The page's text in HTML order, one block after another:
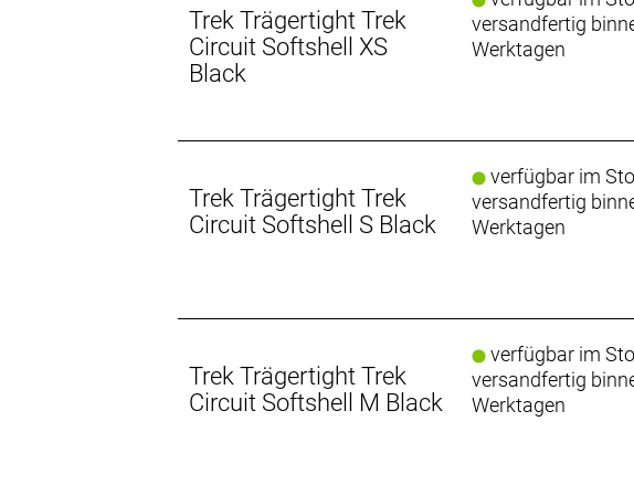
Trek Trägertight Trek
Circuit Softshell XS
Black
versandfertig
Werktagen
Trek Trägertight Trek
Circuit Softshell S Black
verfügbar im
versandfertig
Werktagen
Trek Trägertight Trek
Circuit Softshell M Black
verfügbar im
versandfertig
Werktagen